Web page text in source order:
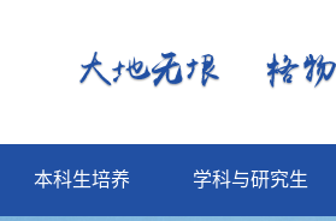
本科生培养 学科与研究生